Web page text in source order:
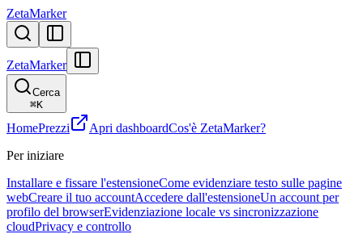
ZetaMarker
ZetaMarker
Cerca
⌘K
HomePrezzi Apri dashboardCos'è ZetaMarker?
Per iniziare
Installare e fissare l'estensioneCome evidenziare testo sulle pagine
webCreare il tuo accountAccedere dall'estensioneUn account per
profilo del browserEvidenziazione locale vs sincronizzazione
cloudPrivacy e controllo